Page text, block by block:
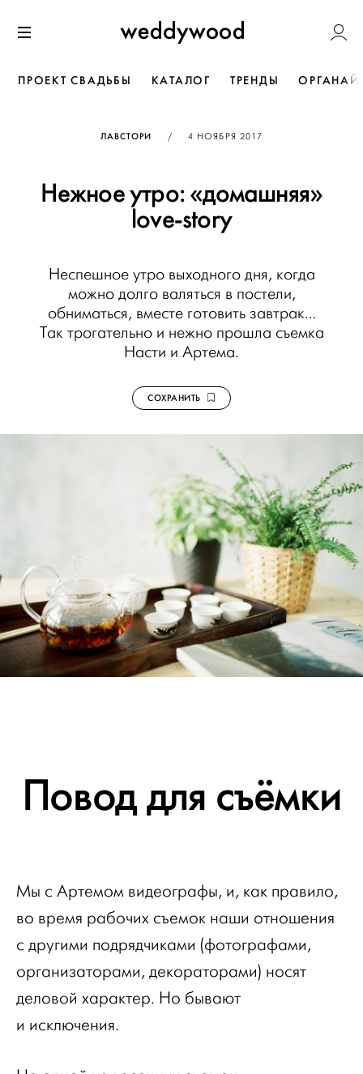
к содержанию
Weddywood
ПРОЕКТ СВАДЬБЫ КАТАЛОГ ТРЕНДЫ
ЛАВСТОРИ / ОПУБЛИКОВАНО
4 НОЯБРЯ 2017
Нежное утро: «домашняя»
love-story
Неспешное утро выходного дня, когда
можно долго валяться в постели,
обниматься, вместе готовить завтрак…
Так трогательно и нежно прошла съемка
Насти и Артема.
СОХРАНИТЬ
Повод для съёмки
Мы с Артемом видеографы, и, как правило,
во время рабочих съемок наши отношения
с другими подрядчиками (фотографами,
организаторами, декораторами) носят
деловой характер. Но бывают
и исключения.